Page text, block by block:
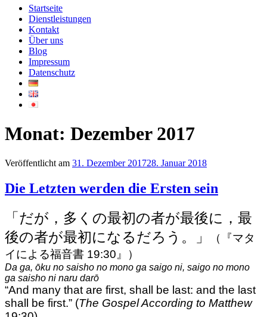
Startseite
Dienstleistungen
Kontakt
Über uns
Blog
Impressum
Datenschutz
Monat: Dezember 2017
Veröffentlicht am 31. Dezember 201728. Januar 2018
Die Letzten werden die Ersten sein
「だが，多くの最初の者が最後に，最
後の者が最初になるだろう。」
（『マタ
イによる福音書 19:30』）
Da ga, ōku no saisho no mono ga saigo ni, saigo no mono
ga saisho ni naru darō
“And many that are first, shall be last: and the last
shall be first.” (The Gospel According to Matthew